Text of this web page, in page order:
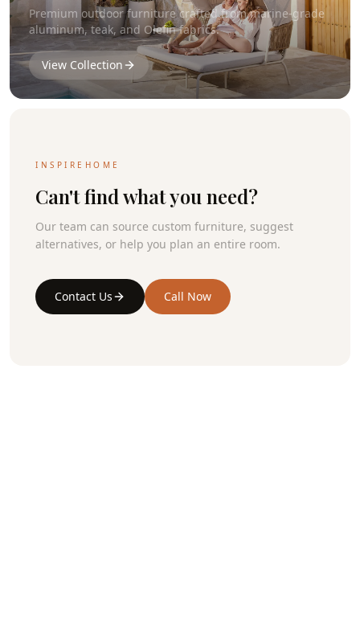
Premium outdoor furniture crafted from marine-grade
aluminum, teak, and Olefin fabrics.
View Collection
INSPIREHOME
Can't find what you need?
Our team can source custom furniture, suggest
alternatives, or help you plan an entire room.
Contact Us Call Now